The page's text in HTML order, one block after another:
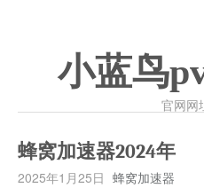
小蓝鸟
官网网
蜂窝加速器2024年
2025年1月25日 蜂窝加速器